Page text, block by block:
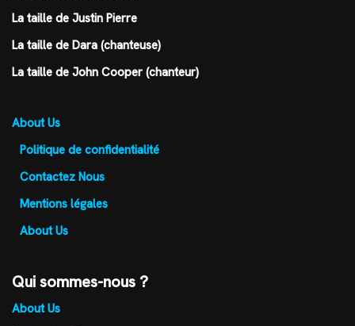
La taille de Justin Pierre
La taille de Dara (chanteuse)
La taille de John Cooper (chanteur)
About Us
Politique de confidentialité
Contactez Nous
Mentions légales
About Us
Qui sommes-nous ?
About Us